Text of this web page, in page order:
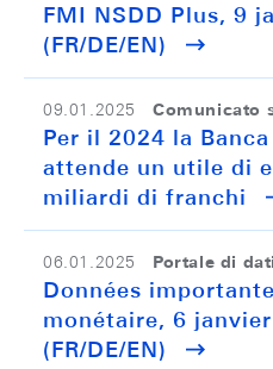
FMI NSDD Plus, 9
(FR/DE/EN)
09.01.2025 Comunicato
Per il 2024 la
attende un utile di
miliardi di franchi
06.01.2025 Portale di dati
Données
monétaire, 6
(FR/DE/EN)